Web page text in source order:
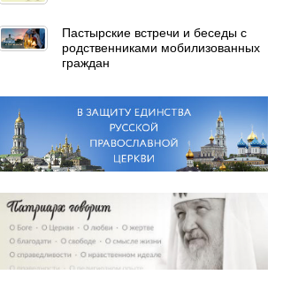
Пастырские встречи и беседы с
родственниками мобилизованных
граждан